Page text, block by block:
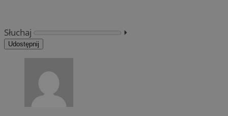
Słuchaj ⏵︎
Udostępnij